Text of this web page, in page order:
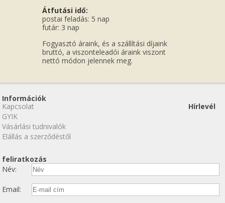
Átfutási idő:
postai feladás: 5 nap
futár: 3 nap
Fogyasztó áraink, és a szállítási díjaink
bruttó, a viszonteleadói áraink viszont
nettó módon jelennek meg.
Információk
Kapcsolat
GYIK
Vásárlási tudnivalók
Elállás a szerződéstől
Hírlevél
feliratkozás
Név:
Email: